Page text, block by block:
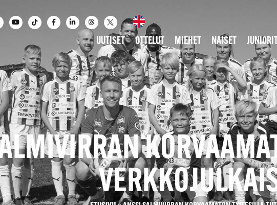
UUTISET OTTELUT MIEHET NAISET JUNIORIT